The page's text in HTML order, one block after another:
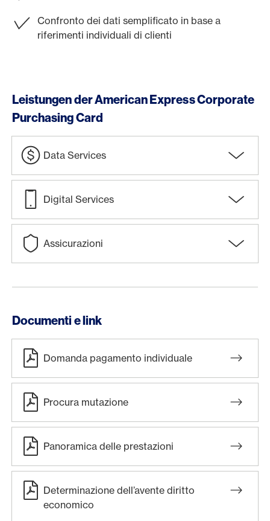
Confronto dei dati semplificato in base a
riferimenti individuali di clienti
Leistungen der American Express Corporate
Purchasing Card
Data Services
Digital Services
Assicurazioni
Documenti e link
Domanda pagamento individuale
Procura mutazione
Panoramica delle prestazioni
Determinazione dell’avente diritto
economico